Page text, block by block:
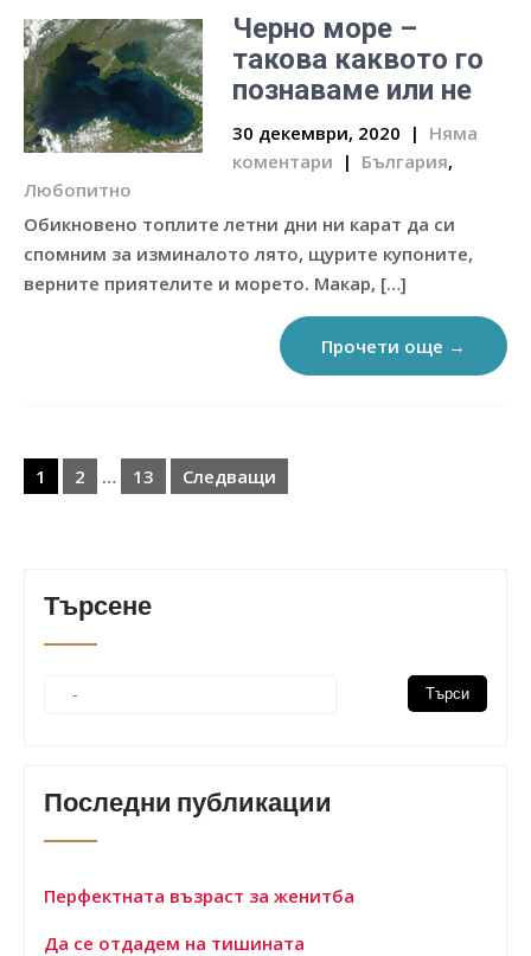
Черно море –
такова каквото го
познаваме или не
30 декември, 2020 | Няма
коментари | България,
Любопитно
Обикновено топлите летни дни ни карат да си
спомним за изминалото лято, щурите купоните,
верните приятелите и морето. Макар, […]
Прочети още →
Разделяне
на
1 2 … 13 Следващи
Търсене
Последни публикации
Перфектната възраст за женитба
Да се отдадем на тишината